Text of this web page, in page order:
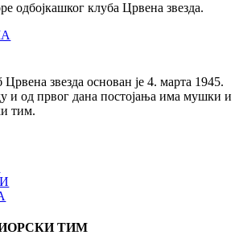
одбојкашког клуба Црвена звезда.
звезда основан је 4. марта 1945.
и од првог дана постојања има мушки и
тим.
ТИМ